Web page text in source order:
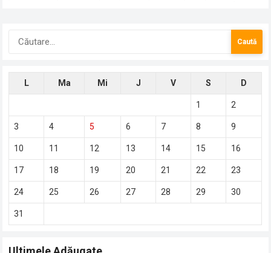
Caută
după:
L Ma Mi J V S D
1 2
3 4 5 6 7 8 9
10 11 12 13 14 15 16
17 18 19 20 21 22 23
24 25 26 27 28 29 30
31